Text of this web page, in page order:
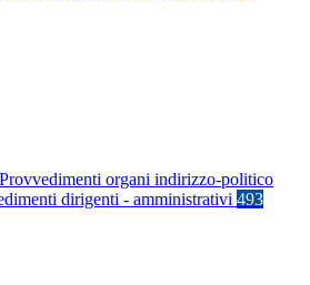
Provvedimenti organi indirizzo-politico
dirigenti - amministrativi 493